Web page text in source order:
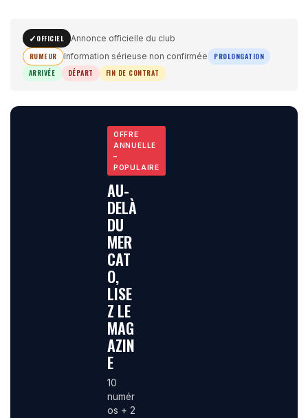
OFFICIEL Annonce officielle du club
RUMEUR Information sérieuse non confirmée
PROLONGATION
ARRIVÉE
DÉPART FIN DE CONTRAT
OFFRE
ANNUELLE
–
POPULAIRE
AU-
DELÀ
DU
MER
CAT
O,
LISE
Z LE
MAG
AZIN
E
10
numér
os + 2